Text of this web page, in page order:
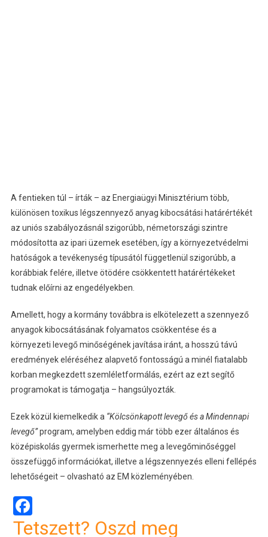
A fentieken túl – írták – az Energiaügyi Minisztérium több,
különösen toxikus légszennyező anyag kibocsátási határértékét
az uniós szabályozásnál szigorúbb, németországi szintre
módosította az ipari üzemek esetében, így a környezetvédelmi
hatóságok a tevékenység típusától függetlenül szigorúbb, a
korábbiak felére, illetve ötödére csökkentett határértékeket
tudnak előírni az engedélyekben.
Amellett, hogy a kormány továbbra is elkötelezett a szennyező
anyagok kibocsátásának folyamatos csökkentése és a
környezeti levegő minőségének javítása iránt, a hosszú távú
eredmények eléréséhez alapvető fontosságú a minél fiatalabb
korban megkezdett szemléletformálás, ezért az ezt segítő
programokat is támogatja – hangsúlyozták.
Ezek közül kiemelkedik a “Kölcsönkapott levegő és a Mindennapi
levegő”program, amelyben eddig már több ezer általános és
középiskolás gyermek ismerhette meg a levegőminőséggel
összefüggő információkat, illetve a légszennyezés elleni fellépés
lehetőségeit – olvasható az EM közleményében.
Facebook
Tetszett? Oszd meg